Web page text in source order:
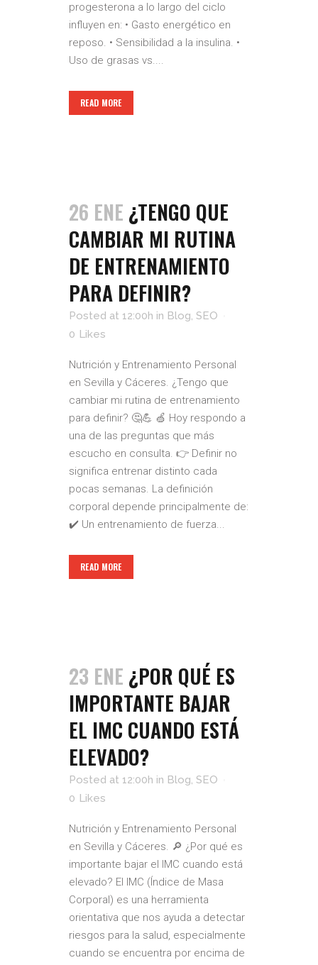
progesterona a lo largo del ciclo
influyen en: • Gasto energético en
reposo. • Sensibilidad a la insulina. •
Uso de grasas vs....
READ MORE
26 ENE ¿TENGO QUE
CAMBIAR MI RUTINA
DE ENTRENAMIENTO
PARA DEFINIR?
Posted at 12:00h in Blog, SEO
0 Likes
Nutrición y Entrenamiento Personal
en Sevilla y Cáceres. ¿Tengo que
cambiar mi rutina de entrenamiento
para definir? 🤔💪 🍏 Hoy respondo a
una de las preguntas que más
escucho en consulta. 👉 Definir no
significa entrenar distinto cada
pocas semanas. La definición
corporal depende principalmente de:
✔️ Un entrenamiento de fuerza...
READ MORE
23 ENE ¿POR QUÉ ES
IMPORTANTE BAJAR
EL IMC CUANDO ESTÁ
ELEVADO?
Posted at 12:00h in Blog, SEO
0 Likes
Nutrición y Entrenamiento Personal
en Sevilla y Cáceres. 🔎 ¿Por qué es
importante bajar el IMC cuando está
elevado? El IMC (Índice de Masa
Corporal) es una herramienta
orientativa que nos ayuda a detectar
riesgos para la salud, especialmente
cuando se encuentra por encima de